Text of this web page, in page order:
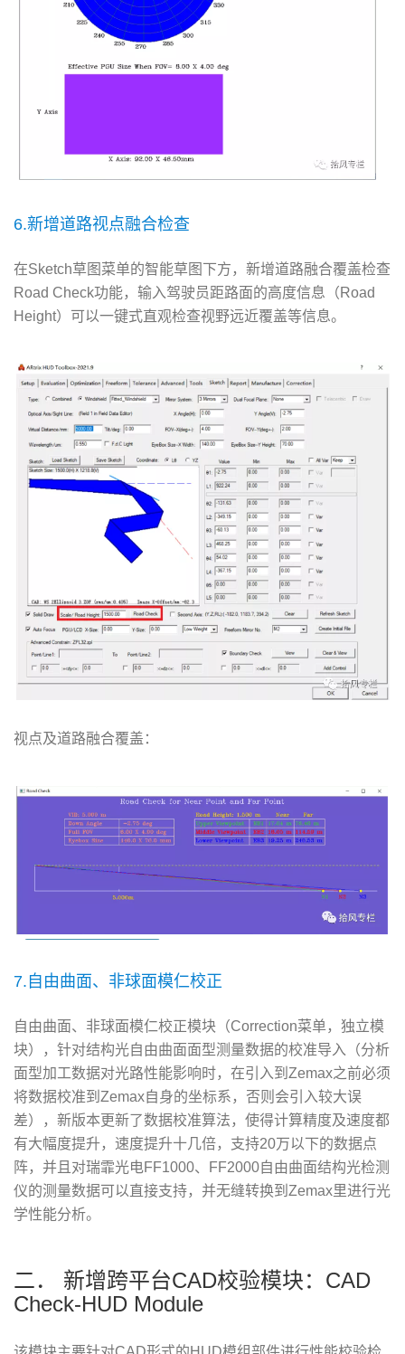
6.新增道路视点融合检查
在Sketch草图菜单的智能草图下方，新增道路融合覆盖检查
Road Check功能，输入驾驶员距路面的高度信息（Road
Height）可以一键式直观检查视野远近覆盖等信息。
视点及道路融合覆盖：
7.自由曲面、非球面模仁校正
自由曲面、非球面模仁校正模块（Correction菜单，独立模
块），针对结构光自由曲面面型测量数据的校准导入（分析
面型加工数据对光路性能影响时，在引入到Zemax之前必须
将数据校准到Zemax自身的坐标系，否则会引入较大误
差），新版本更新了数据校准算法，使得计算精度及速度都
有大幅度提升，速度提升十几倍，支持20万以下的数据点
阵，并且对瑞霏光电FF1000、FF2000自由曲面结构光检测
仪的测量数据可以直接支持，并无缝转换到Zemax里进行光
学性能分析。
二． 新增跨平台CAD校验模块：CAD
Check-HUD Module